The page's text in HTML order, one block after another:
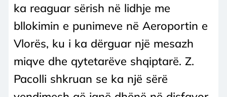
ka reaguar sërish në lidhje me
bllokimin e punimeve në Aeroportin e
Vlorës, ku i ka dërguar një mesazh
miqve dhe qytetarëve shqiptarë. Z.
Pacolli shkruan se ka një sërë